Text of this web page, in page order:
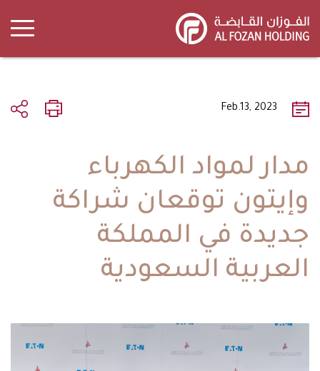
main
Feb.13, 2023
مدار لمواد الكهرباء
وإيتون توقعان شراكة
جديدة في المملكة
العربية السعودية